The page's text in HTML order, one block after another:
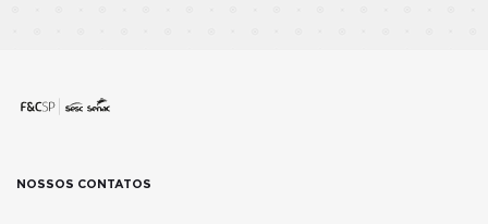
NOSSOS CONTATOS